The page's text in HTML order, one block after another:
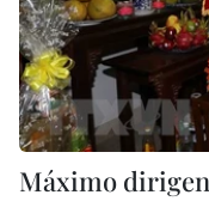
Máximo